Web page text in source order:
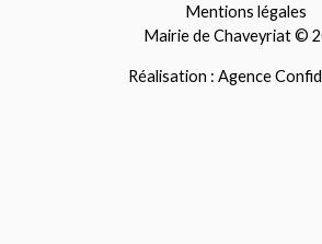
Mentions légales
Mairie de Chaveyriat ©
Réalisation : Agence